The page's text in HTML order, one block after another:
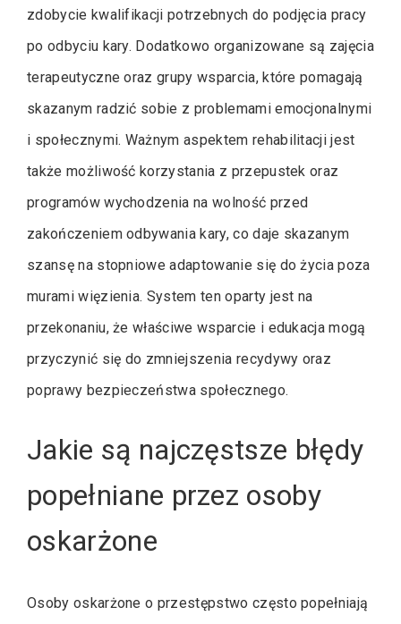
zdobycie kwalifikacji potrzebnych do podjęcia pracy
po odbyciu kary. Dodatkowo organizowane są zajęcia
terapeutyczne oraz grupy wsparcia, które pomagają
skazanym radzić sobie z problemami emocjonalnymi
i społecznymi. Ważnym aspektem rehabilitacji jest
także możliwość korzystania z przepustek oraz
programów wychodzenia na wolność przed
zakończeniem odbywania kary, co daje skazanym
szansę na stopniowe adaptowanie się do życia poza
murami więzienia. System ten oparty jest na
przekonaniu, że właściwe wsparcie i edukacja mogą
przyczynić się do zmniejszenia recydywy oraz
poprawy bezpieczeństwa społecznego.
Jakie są najczęstsze błędy
popełniane przez osoby
oskarżone
Osoby oskarżone o przestępstwo często popełniają